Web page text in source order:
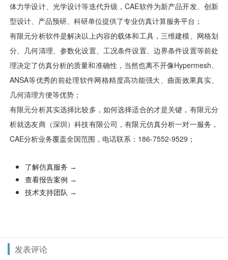
体力学设计、光学设计等迭代升级，CAE软件为新产品开发、创新
型设计、产品预研、科研单位提供了专业仿真计算服务平台；
有限元分析软件是解决以上内容的载体和工具，三维建模、网格划
分、几何清理、参数化设置、工况条件设置、边界条件设置等前处
理决定了仿真分析的质量和准确性，当然也离不开像Hypermesh、
ANSA等优秀的前处理软件网格精度高功能强大、曲面效果真实、
几何清理方便等优势；
有限元分析其实选择比较多，如何选择适合的才是关键，有限元分
析就选友商（深圳）科技有限公司，有限元仿真分析一对一服务，
CAE分析业务覆盖全国范围，电话联系：186-7552-9529；
了解仿真服务 →
查看报告案例 →
技术支持团队 →
发表评论